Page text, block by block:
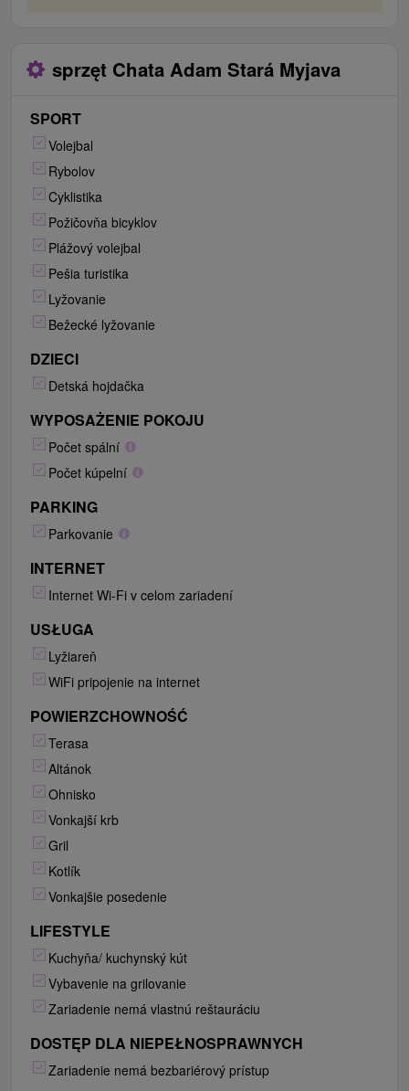
sprzęt Chata Adam Stará Myjava
SPORT
Volejbal
Rybolov
Cyklistika
Požičovňa bicyklov
Plážový volejbal
Pešia turistika
Lyžovanie
Bežecké lyžovanie
DZIECI
Detská hojdačka
WYPOSAŻENIE POKOJU
Počet spální
Počet kúpelní
PARKING
Parkovanie
INTERNET
Internet Wi-Fi v celom zariadení
USŁUGA
Lyžiareň
WiFi pripojenie na internet
POWIERZCHOWNOŚĆ
Terasa
Altánok
Ohnisko
Vonkajší krb
Gril
Kotlík
Vonkajšie posedenie
LIFESTYLE
Kuchyňa/ kuchynský kút
Vybavenie na grilovanie
Zariadenie nemá vlastnú reštauráciu
DOSTĘP DLA NIEPEŁNOSPRAWNYCH
Zariadenie nemá bezbariérový prístup